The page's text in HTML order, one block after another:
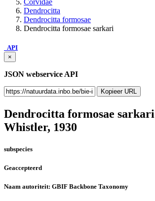
Corvidae
Dendrocitta
Dendrocitta formosae
Dendrocitta formosae sarkari
API
×
JSON webservice API
Kopieer URL
Dendrocitta formosae sarkari
Whistler, 1930
subspecies
Geaccepteerd
Naam autoriteit: GBIF Backbone Taxonomy